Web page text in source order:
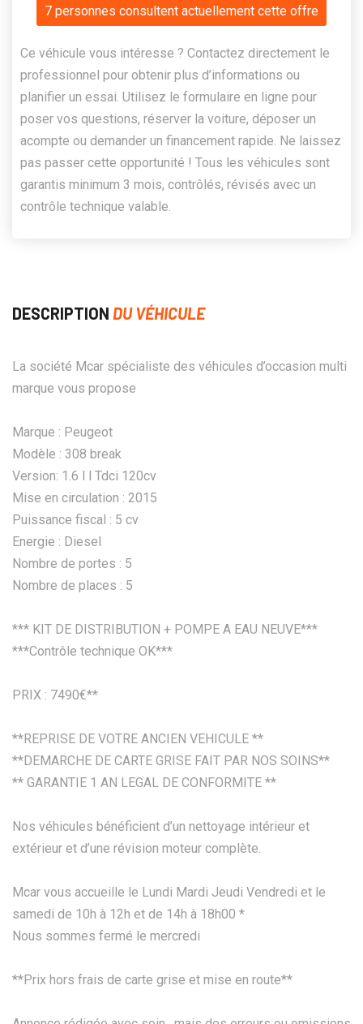
7 personnes consultent actuellement cette offre
Ce véhicule vous intéresse ? Contactez directement le
professionnel pour obtenir plus d’informations ou
planifier un essai. Utilisez le formulaire en ligne pour
poser vos questions, réserver la voiture, déposer un
acompte ou demander un financement rapide. Ne laissez
pas passer cette opportunité ! Tous les véhicules sont
garantis minimum 3 mois, contrôlés, révisés avec un
contrôle technique valable.
DESCRIPTION DU VÉHICULE
La société Mcar spécialiste des véhicules d’occasion multi
marque vous propose
Marque : Peugeot
Modèle : 308 break
Version: 1.6 l l Tdci 120cv
Mise en circulation : 2015
Puissance fiscal : 5 cv
Energie : Diesel
Nombre de portes : 5
Nombre de places : 5
*** KIT DE DISTRIBUTION + POMPE A EAU NEUVE***
***Contrôle technique OK***
PRIX : 7490€**
**REPRISE DE VOTRE ANCIEN VEHICULE **
**DEMARCHE DE CARTE GRISE FAIT PAR NOS SOINS**
** GARANTIE 1 AN LEGAL DE CONFORMITE **
Nos véhicules bénéficient d’un nettoyage intérieur et
extérieur et d’une révision moteur complète.
Mcar vous accueille le Lundi Mardi Jeudi Vendredi et le
samedi de 10h à 12h et de 14h à 18h00 *
Nous sommes fermé le mercredi
**Prix hors frais de carte grise et mise en route**